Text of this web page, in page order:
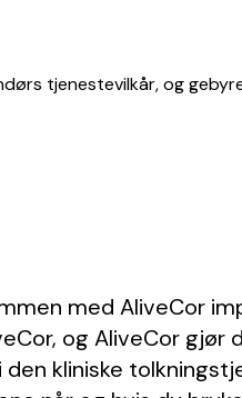
tjenestevilkår, og
med AliveCor
og AliveCor gjør
kliniske